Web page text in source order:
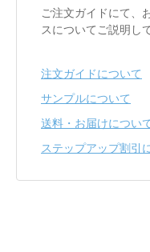
ご注文ガイドにて、
スについてご説明し
注文ガイドについて
サンプルについて
送料・お届けについ
ステップアップ割引